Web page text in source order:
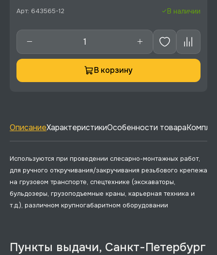
Арт: 643565-12 В наличии
В корзину
ОписаниеХарактеристикиОсобенности товара
Используются при проведении слесарно-монтажных работ,
для ручного откручивания/закручивания резьбового крепежа
на грузовом транспорте, спецтехнике (экскаваторы,
бульдозеры, грузоподъемные краны, карьерная техника и
т.д.), различном крупногабаритном оборудовании
Пункты выдачи, Санкт-Петербург